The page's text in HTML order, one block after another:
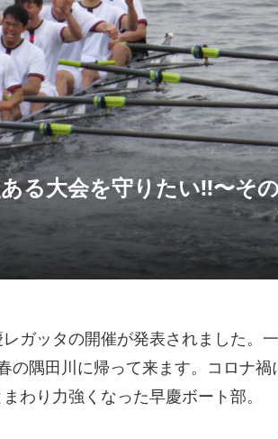
る大会を守りたい!!〜そ
ガッタの開催が発表されました。
の隅田川に帰って来ます。コロナ
わり力強くなった早慶ボート部。